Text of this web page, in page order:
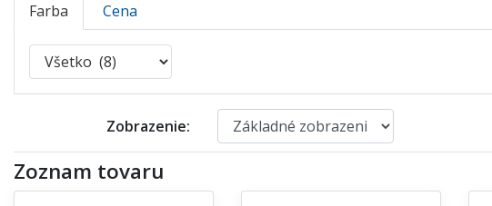
Farba Cena
Zobrazenie:
Zoznam tovaru